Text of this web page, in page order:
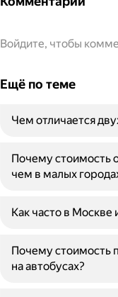
Войдите, чтобы
Ещё по теме
Чем отличается
Почему стоимость
чем в малых
Как часто в Москве
Почему стоимость
на автобусах?